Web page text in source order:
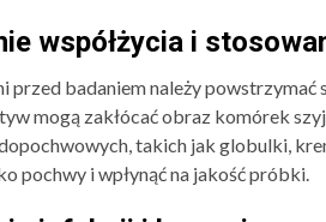
współżycia i
przed badaniem należy
mogą zakłócać obraz komórek
takich jak globulki,
pochwy i wpłynąć na jakość próbki.